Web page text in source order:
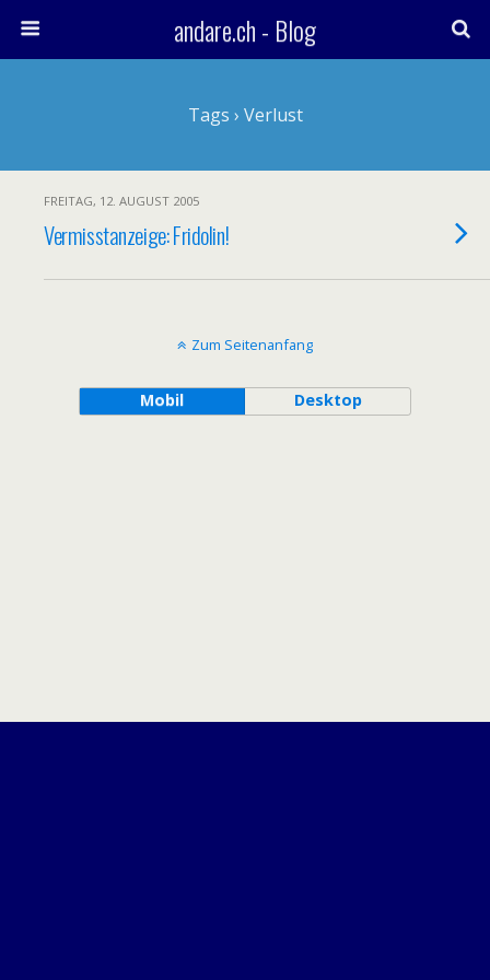
andare.ch - Blog
Tags › Verlust
FREITAG, 12. AUGUST 2005
Vermisstanzeige: Fridolin!
Zum Seitenanfang
Mobil Desktop